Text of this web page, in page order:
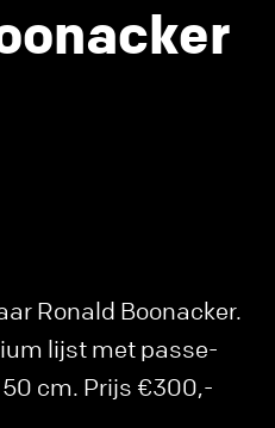
Ronald Boonacker.
lijst met passe-
cm. Prijs €300,-